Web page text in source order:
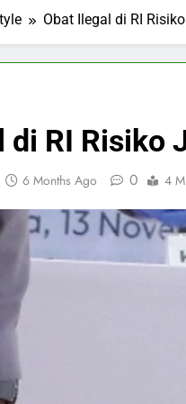
3 Months Ago
Inggris dan
Trump
Obat Ilegal di RI
di RI Risiko
6 Months Ago 0 4